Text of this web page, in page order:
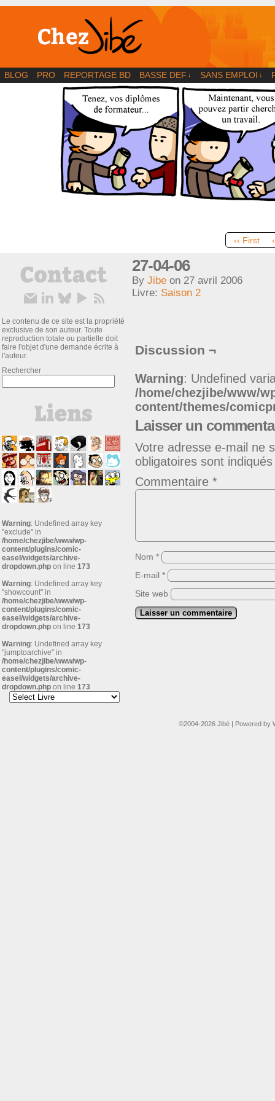
BD | Illustration | Blog
BLOG PRO REPORTAGE BD BASSE DEF ↓ SANS EMPLOI ↓
‹‹ First
Le contenu de ce site est la propriété
exclusive de son auteur. Toute
reproduction totale ou partielle doit
faire l'objet d'une demande écrite à
l'auteur.
Rechercher
Warning: Undefined array key
"exclude" in
/home/chezjibe/www/wp-
content/plugins/comic-
easel/widgets/archive-
dropdown.php on line 173
Warning: Undefined array key
"showcount" in
/home/chezjibe/www/wp-
content/plugins/comic-
easel/widgets/archive-
dropdown.php on line 173
Warning: Undefined array key
"jumptoarchive" in
/home/chezjibe/www/wp-
content/plugins/comic-
easel/widgets/archive-
dropdown.php on line 173
27-04-06
By Jibe on 27 avril 2006
Livre: Saison 2
Discussion ¬
Warning: Undefined
/home/chezjibe/www/
content/themes/
Laisser un
Votre adresse e-mail ne
obligatoires sont
Commentaire *
Nom *
E-mail *
Site web
©2004-2026 Jibé | Powered by